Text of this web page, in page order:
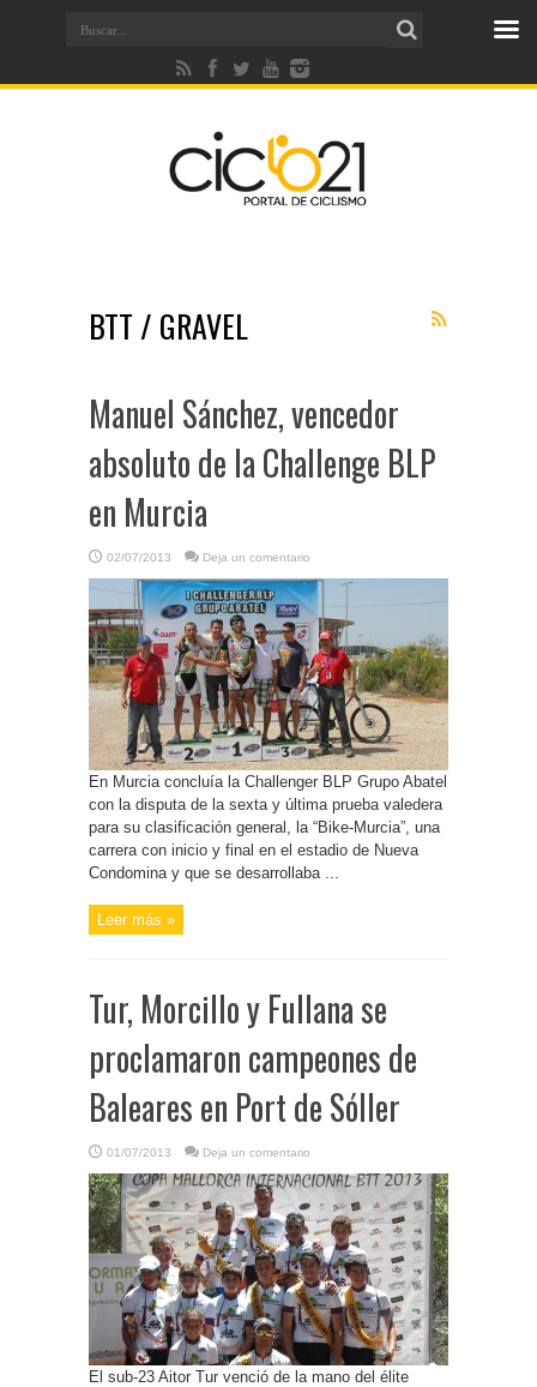
BTT / GRAVEL
Manuel Sánchez, vencedor
absoluto de la Challenge BLP
en Murcia
02/07/2013 Deja un comentario
En Murcia concluía la Challenger BLP Grupo Abatel
con la disputa de la sexta y última prueba valedera
para su clasificación general, la “Bike-Murcia”, una
carrera con inicio y final en el estadio de Nueva
Condomina y que se desarrollaba ...
Leer más »
Tur, Morcillo y Fullana se
proclamaron campeones de
Baleares en Port de Sóller
01/07/2013 Deja un comentario
El sub-23 Aitor Tur venció de la mano del élite